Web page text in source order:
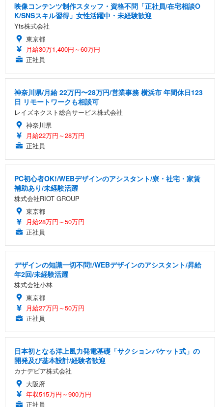
映像コンテンツ制作スタッフ・資格不問「正社員/在宅相談O
K/SNSスキル習得」女性活躍中・未経験歓迎
Yts株式会社
東京都
月給30万1,400円～60万円
正社員
神奈川県/月給 22万円〜28万円/営業事務 横浜市 年間休日123
日 リモートワークも相談可
レイズネクスト総合サービス株式会社
神奈川県
月給22万円～28万円
正社員
PC初心者OK!/WEBデザインのアシスタント/寮・社宅・家賃
補助あり/未経験活躍
株式会社RIOT GROUP
東京都
月給28万円～50万円
正社員
デザインの知識一切不問!/WEBデザインのアシスタント/昇給
年2回/未経験活躍
株式会社小林
東京都
月給27万円～50万円
正社員
日本初となる洋上風力発電基礎「サクションバケット式」の
開発及び基本設計/経験者歓迎
カナデビア株式会社
大阪府
年収515万円～900万円
正社員